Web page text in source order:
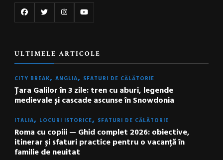
ULTIMELE ARTICOLE
CITY BREAK ANGLIA SFATURI DE CĂLĂTORIE
Țara Galilor în 3 zile: tren cu aburi, legende
medievale și cascade ascunse în Snowdonia
ITALIA LOCURI ISTORICE SFATURI DE CĂLĂTORIE
Roma cu copiii — Ghid complet 2026: obiective,
itinerar și sfaturi practice pentru o vacanță în
familie de neuitat